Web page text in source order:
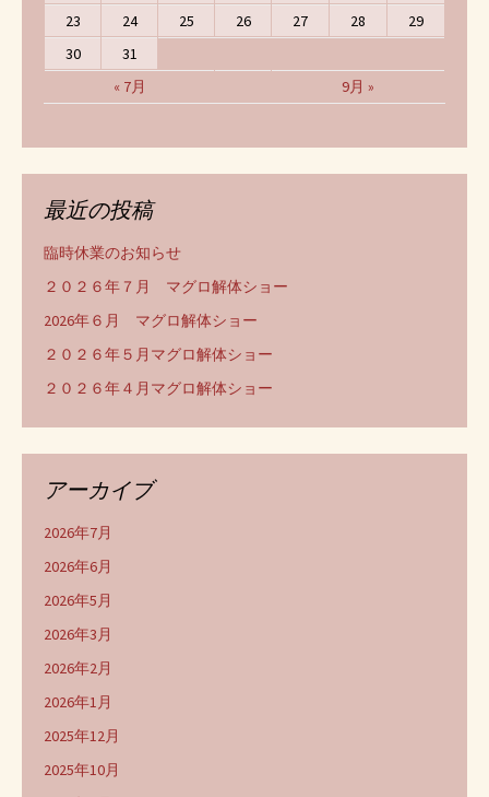
« 7月 9月 »
23 24 25 26 27 28
29
30
31
最近の投稿
臨時休業のお知らせ
２０２６年７月 マグロ解体ショー
2026年６月 マグロ解体ショー
２０２６年５月マグロ解体ショー
２０２６年４月マグロ解体ショー
アーカイブ
2026年7月
2026年6月
2026年5月
2026年3月
2026年2月
2026年1月
2025年12月
2025年10月